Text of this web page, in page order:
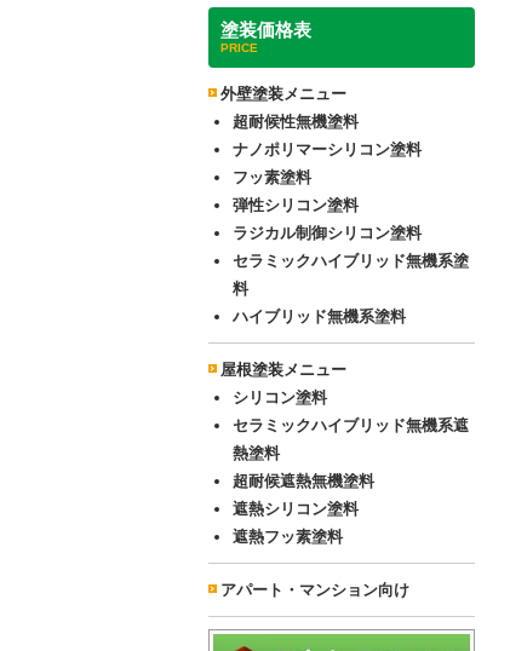
塗装価格表
PRICE
外壁塗装メニュー
超耐候性無機塗料
ナノポリマーシリコン塗料
フッ素塗料
弾性シリコン塗料
ラジカル制御シリコン塗料
セラミックハイブリッド無機系塗
料
ハイブリッド無機系塗料
屋根塗装メニュー
シリコン塗料
セラミックハイブリッド無機系遮
熱塗料
超耐候遮熱無機塗料
遮熱シリコン塗料
遮熱フッ素塗料
アパート・マンション向け